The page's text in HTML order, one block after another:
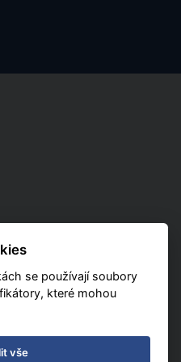
se používají soubory
které mohou
vše